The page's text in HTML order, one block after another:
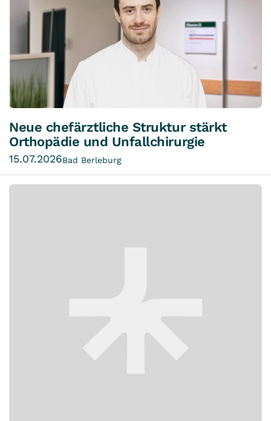
Neue chefärztliche Struktur stärkt
Orthopädie und Unfallchirurgie
15.07.2026Bad Berleburg